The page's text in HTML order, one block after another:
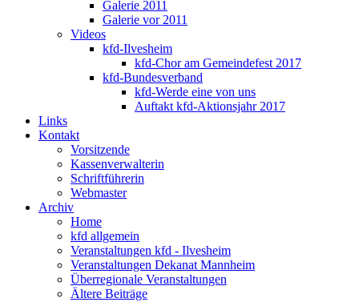
Galerie 2011
Galerie vor 2011
Videos
kfd-Ilvesheim
kfd-Chor am Gemeindefest 2017
kfd-Bundesverband
kfd-Werde eine von uns
Auftakt kfd-Aktionsjahr 2017
Links
Kontakt
Vorsitzende
Kassenverwalterin
Schriftführerin
Webmaster
Archiv
Home
kfd allgemein
Veranstaltungen kfd - Ilvesheim
Veranstaltungen Dekanat Mannheim
Überregionale Veranstaltungen
Ältere Beiträge